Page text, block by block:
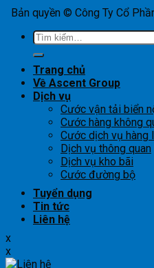
Bản quyền © Công Ty Cổ
Tìm
kiếm:
Trang chủ
Về Ascent Group
Dịch vụ
Cước vận tải biển
Cước hàng không
Cước dịch vụ hàng
Dịch vụ thông quan
Dịch vụ kho bãi
Cước đường bộ
Tuyển dụng
Tin tức
Liên hệ
x
x